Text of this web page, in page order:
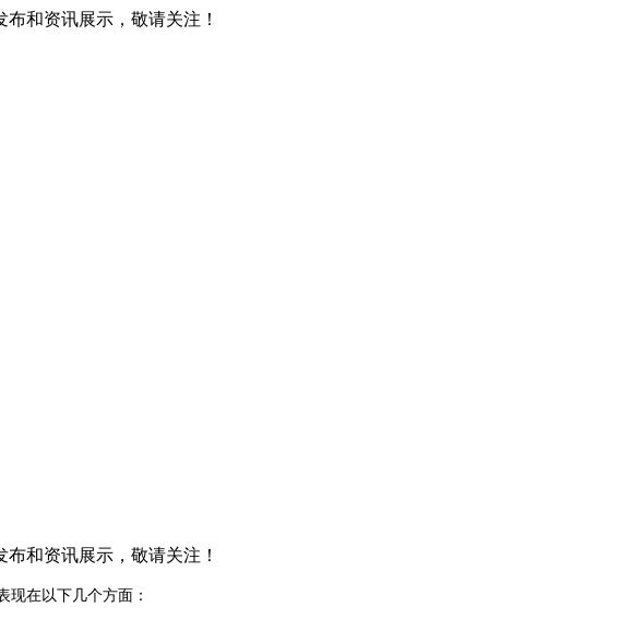
和资讯展示，敬请关注！
和资讯展示，敬请关注！
现在以下几个方面：